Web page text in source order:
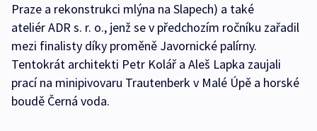
Praze a rekonstrukci mlýna na Slapech) a také
ateliér ADR s. r. o., jenž se v předchozím ročníku zařadil
mezi finalisty díky proměně Javornické palírny.
Tentokrát architekti Petr Kolář a Aleš Lapka zaujali
prací na minipivovaru Trautenberk v Malé Úpě a horské
boudě Černá voda.